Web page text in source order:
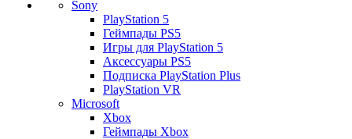
Sony
PlayStation 5
Геймпады PS5
Игры для PlayStation 5
Аксессуары PS5
Подписка PlayStation Plus
PlayStation VR
Microsoft
Xbox
Геймпады Xbox